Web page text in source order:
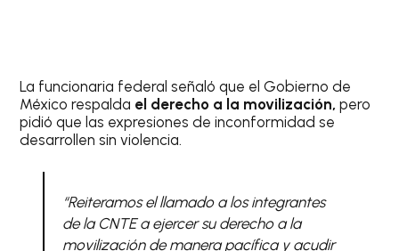
La funcionaria federal señaló que el Gobierno de
México respalda el derecho a la movilización,pero
pidió que las expresiones de inconformidad se
desarrollen sin violencia.
“Reiteramos el llamado a los integrantes
de la CNTE a ejercer su derecho a la
movilización de manera pacífica y acudir